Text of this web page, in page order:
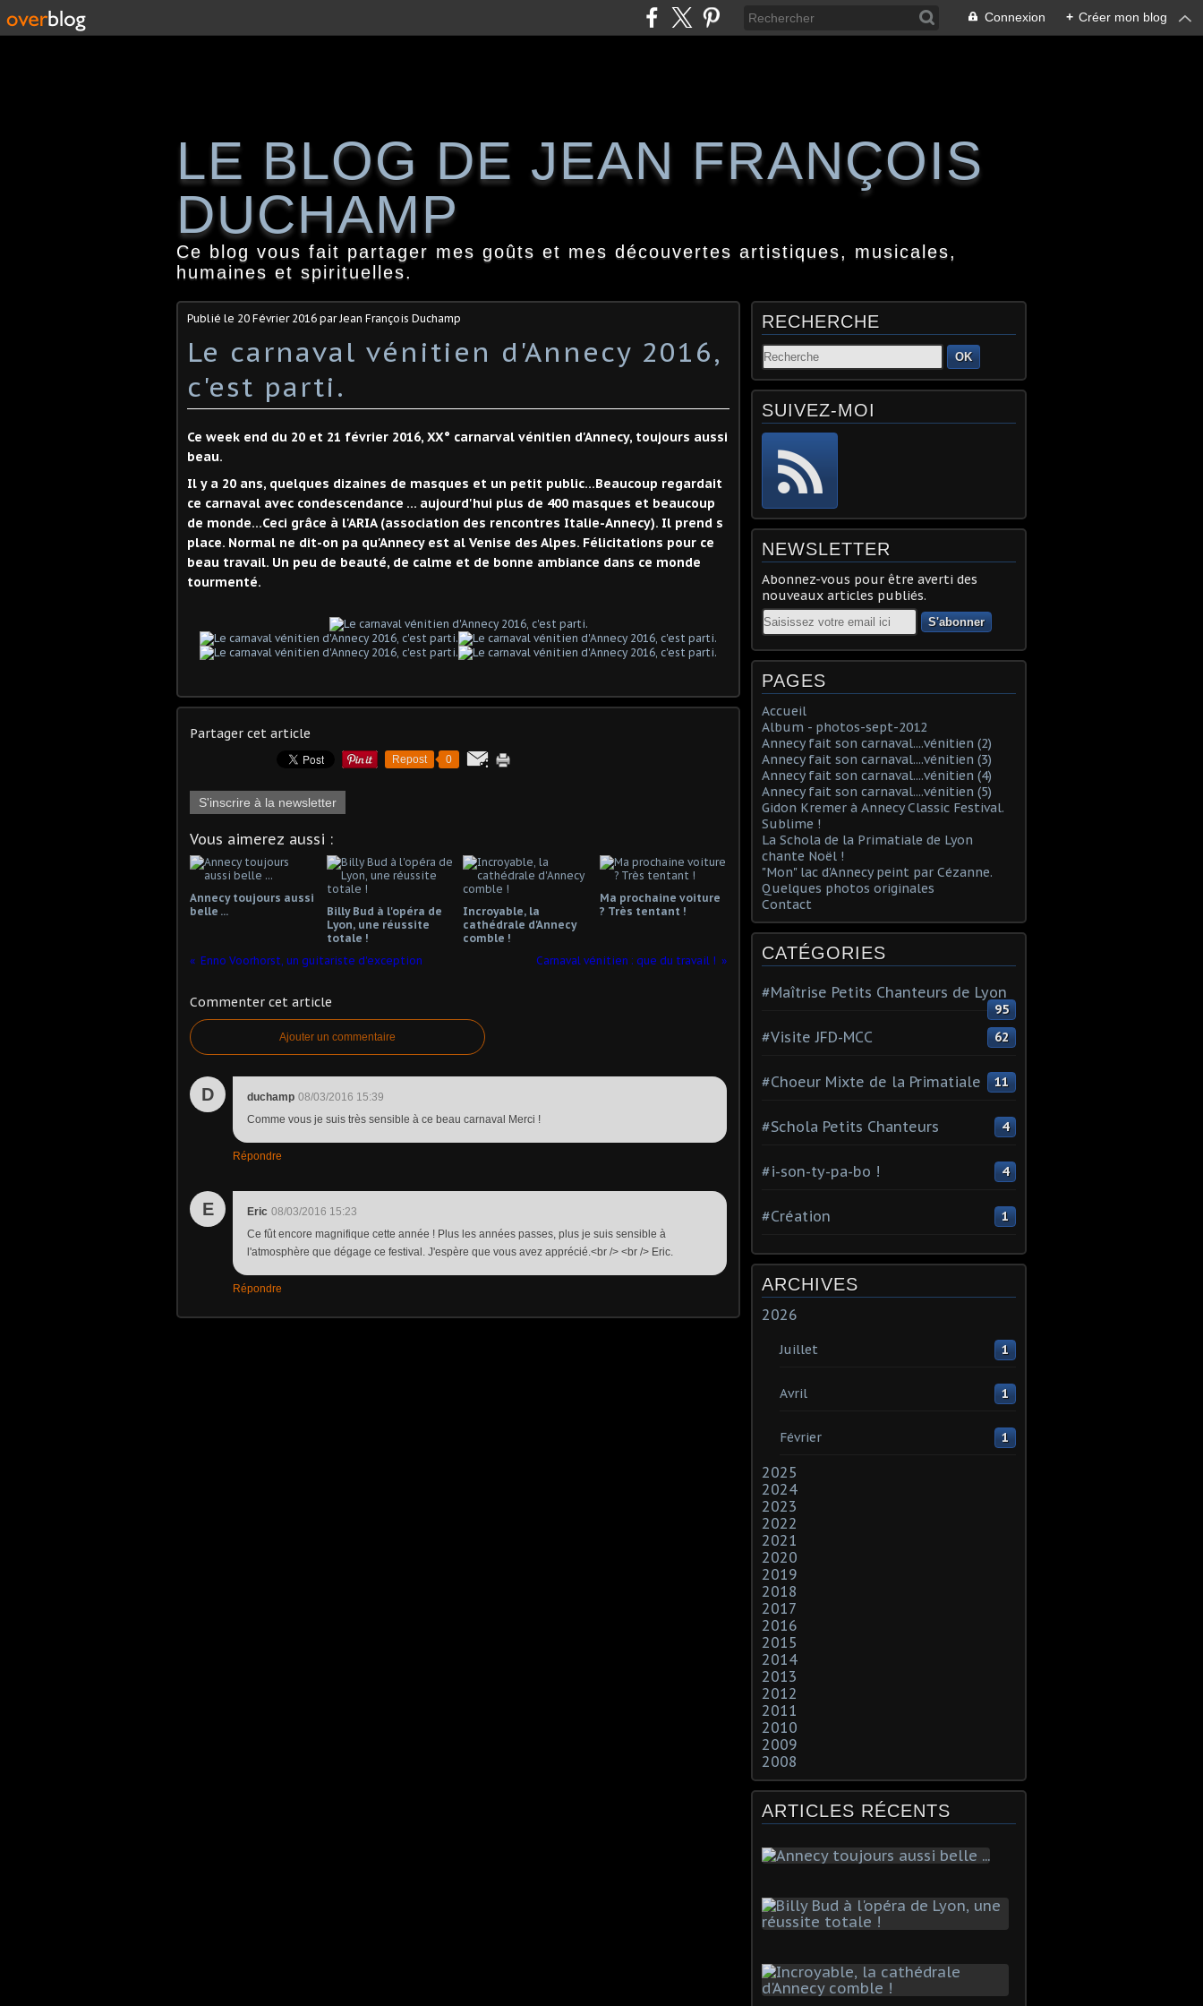
Connexion + Créer mon blog
LE BLOG DE JEAN FRANÇOIS
DUCHAMP
Ce blog vous fait partager mes goûts et mes découvertes artistiques, musicales,
humaines et spirituelles.
Publié le 20 Février 2016 par Jean François Duchamp
Le carnaval vénitien d'Annecy 2016,
c'est parti.
Ce week end du 20 et 21 février 2016, XX° carnarval vénitien d'Annecy, toujours aussi
beau.
Il y a 20 ans, quelques dizaines de masques et un petit public...Beaucoup regardait
ce carnaval avec condescendance ... aujourd'hui plus de 400 masques et beaucoup
de monde...Ceci grâce à l'ARIA (association des rencontres Italie-Annecy). Il prend s
place. Normal ne dit-on pa qu'Annecy est al Venise des Alpes. Félicitations pour ce
beau travail. Un peu de beauté, de calme et de bonne ambiance dans ce monde
tourmenté.
Partager cet article
Repost 0
S'inscrire à la newsletter
Vous aimerez aussi :
Annecy toujours aussi
belle ...
Billy Bud à l'opéra de
Lyon, une réussite
totale !
Incroyable, la
cathédrale d'Annecy
comble !
Ma prochaine voiture
? Très tentant !
Enno Voorhorst, un guitariste d'exception Carnaval vénitien : que du travail !
Commenter cet article
Ajouter un commentaire
D duchamp 08/03/2016 15:39
Comme vous je suis très sensible à ce beau carnaval Merci !
Répondre
E Eric 08/03/2016 15:23
Ce fût encore magnifique cette année ! Plus les années passes, plus je suis sensible à
l'atmosphère que dégage ce festival. J'espère que vous avez apprécié.<br /> <br /> Eric.
Répondre
RECHERCHE
OK
SUIVEZ-MOI
NEWSLETTER
Abonnez-vous pour être averti des
nouveaux articles publiés.
Email
PAGES
Accueil
Album - photos-sept-2012
Annecy fait son carnaval....vénitien (2)
Annecy fait son carnaval....vénitien (3)
Annecy fait son carnaval....vénitien (4)
Annecy fait son carnaval....vénitien (5)
Gidon Kremer à Annecy Classic Festival.
Sublime !
La Schola de la Primatiale de Lyon
chante Noël !
"Mon" lac d'Annecy peint par Cézanne.
Quelques photos originales
Contact
CATÉGORIES
#Maîtrise Petits Chanteurs de Lyon
95
#Visite JFD-MCC 62
#Choeur Mixte de la Primatiale 11
#Schola Petits Chanteurs 4
#i-son-ty-pa-bo ! 4
#Création 1
ARCHIVES
2026
Juillet 1
Avril 1
Février 1
2025
2024
2023
2022
2021
2020
2019
2018
2017
2016
2015
2014
2013
2012
2011
2010
2009
2008
ARTICLES RÉCENTS